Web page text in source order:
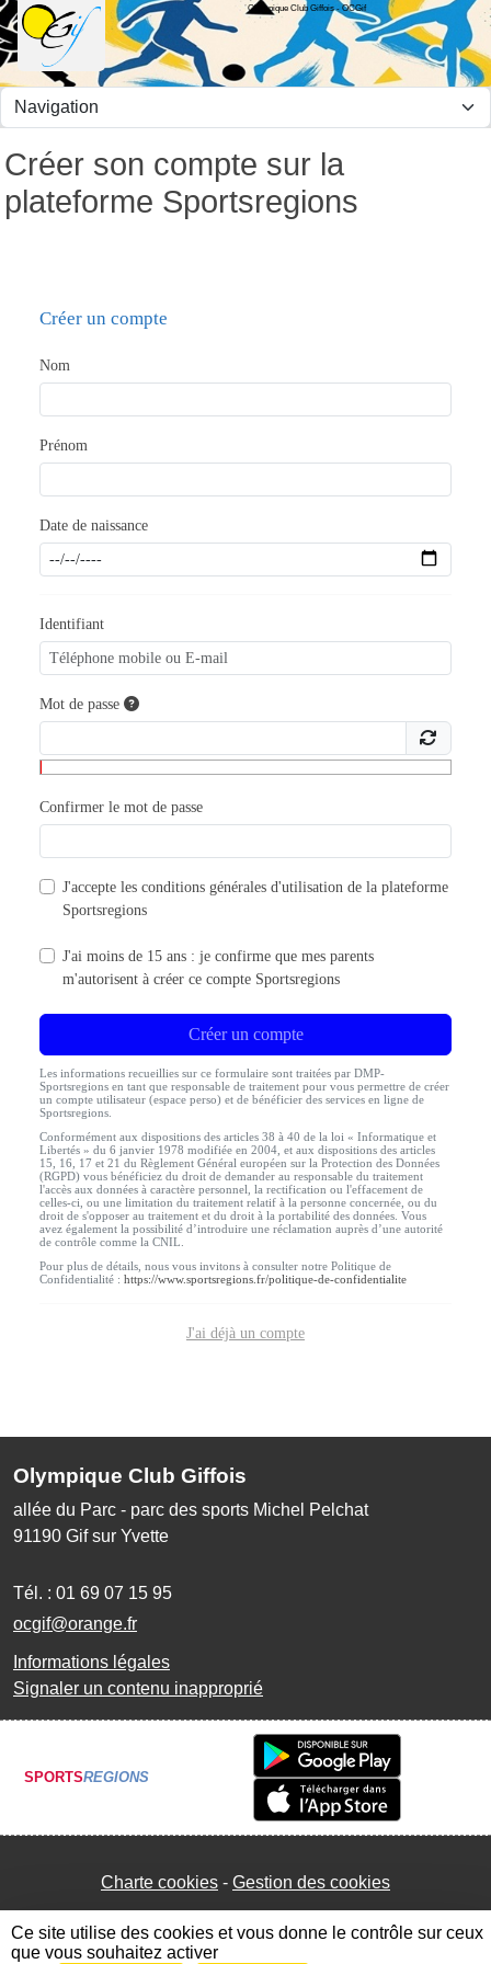
Olympique Club Giffois - OCGif
Créer son compte sur la
plateforme Sportsregions
Créer un compte
Nom
Prénom
Date de naissance
Identifiant
Mot de passe
Confirmer le mot de passe
J'accepte les conditions générales d'utilisation de la plateforme
Sportsregions
J'ai moins de 15 ans : je confirme que mes parents
m'autorisent à créer ce compte Sportsregions
Créer un compte
Les informations recueillies sur ce formulaire sont traitées par DMP-
Sportsregions en tant que responsable de traitement pour vous permettre de créer
un compte utilisateur (espace perso) et de bénéficier des services en ligne de
Sportsregions.
Conformément aux dispositions des articles 38 à 40 de la loi « Informatique et
Libertés » du 6 janvier 1978 modifiée en 2004, et aux dispositions des articles
15, 16, 17 et 21 du Règlement Général européen sur la Protection des Données
(RGPD) vous bénéficiez du droit de demander au responsable du traitement
l'accès aux données à caractère personnel, la rectification ou l'effacement de
celles-ci, ou une limitation du traitement relatif à la personne concernée, ou du
droit de s'opposer au traitement et du droit à la portabilité des données. Vous
avez également la possibilité d’introduire une réclamation auprès d’une autorité
de contrôle comme la CNIL.
Pour plus de détails, nous vous invitons à consulter notre Politique de
Confidentialité : https://www.sportsregions.fr/politique-de-confidentialite
J'ai déjà un compte
Olympique Club Giffois
allée du Parc - parc des sports Michel Pelchat
91190 Gif sur Yvette
Tél. : 01 69 07 15 95
ocgif@orange.fr
Informations légales
Signaler un contenu inapproprié
SPORTSREGIONS
Charte cookies Gestion des cookies
Panneau de gestion des cookies
Ce site utilise des cookies et vous donne le contrôle sur ceux
que vous souhaitez activer